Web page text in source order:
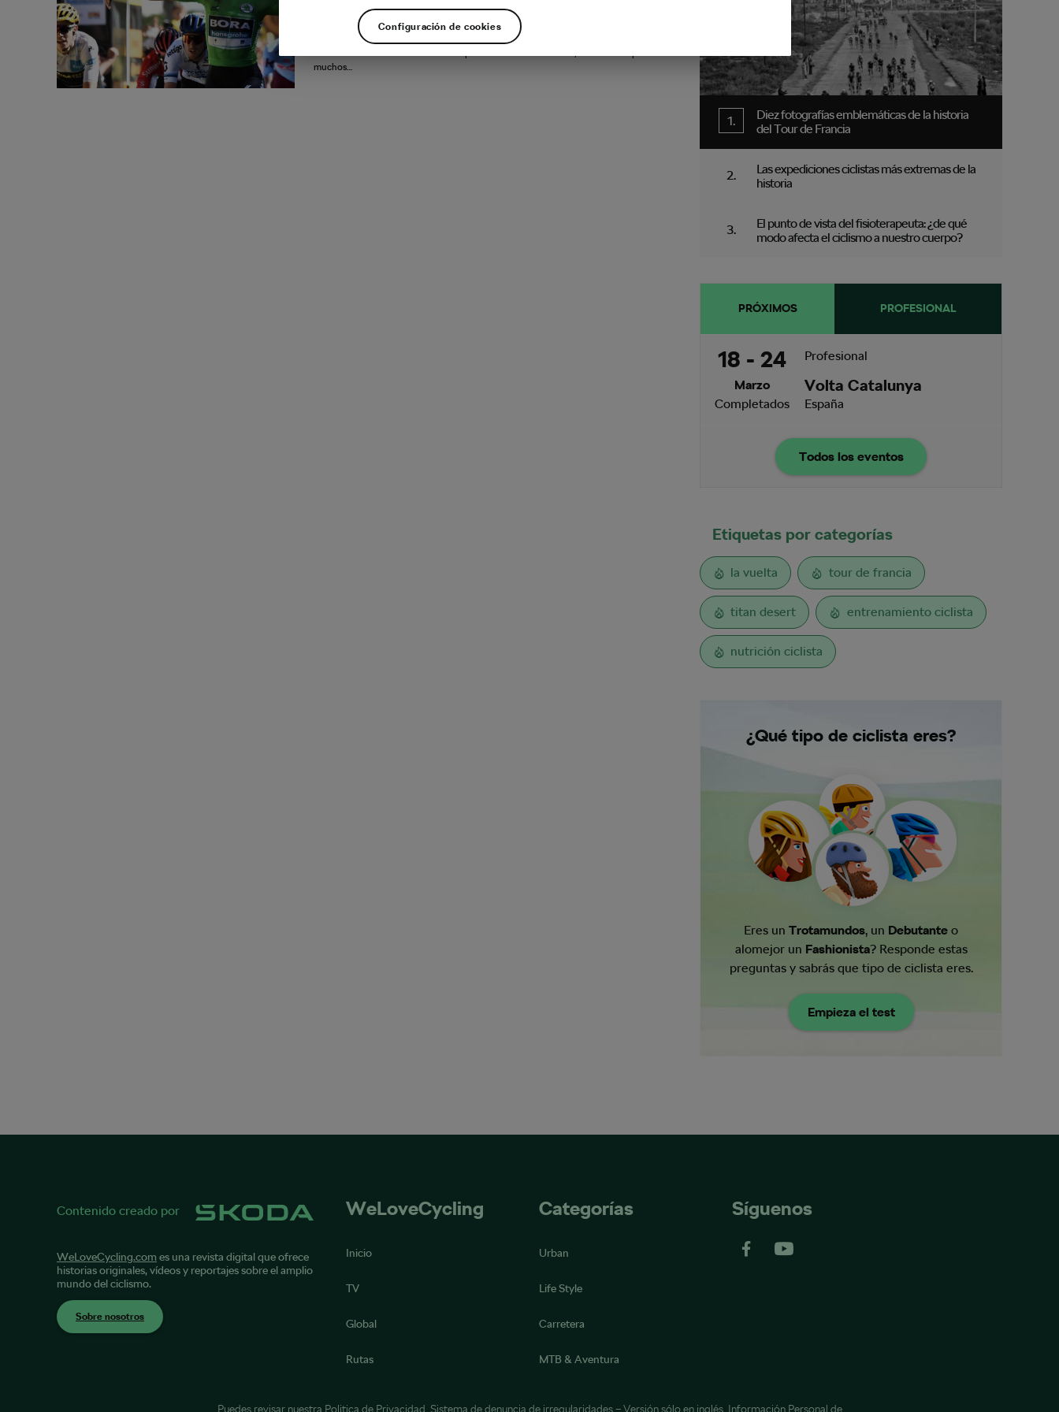
Hay no menos de siete favoritos para la clasificación por puntos del Tour de Francia de
este año. Son Sagan, Sagan, Sagan, Sagan, Sagan, Sagan y Sagan. Casualmente, siete es
muchos…
Diez fotografías emblemáticas de la historia
del Tour de Francia
Las expediciones ciclistas más extremas de la
historia
El punto de vista del fisioterapeuta: ¿de qué
modo afecta el ciclismo a nuestro cuerpo?
PRÓXIMOS PROFESIONAL
18 - 24
Marzo
Completados
Profesional
Volta Catalunya
España
Todos los eventos
Etiquetas por categorías
la vuelta tour de francia
titan desert entrenamiento ciclista
nutrición ciclista
¿Qué tipo de ciclista eres?
Eres un Trotamundos, un Debutante o
alomejor un Fashionista? Responde estas
preguntas y sabrás que tipo de ciclista eres.
Empieza el test
Contenido creado por
WeLoveCycling.com es una revista digital que ofrece
historias originales, vídeos y reportajes sobre el amplio
mundo del ciclismo.
Sobre nosotros
WeLoveCycling
Inicio
TV
Global
Rutas
Categorías
Urban
Life Style
Carretera
MTB & Aventura
Síguenos
Puedes revisar nuestra Politica de Privacidad Sistema de denuncia de irregularidades– Versión sólo en inglés, Información Personal de
Configuración de cookies